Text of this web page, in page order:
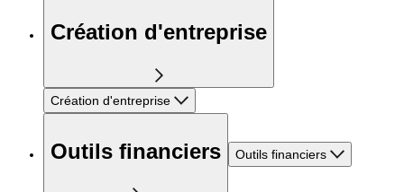
Création d'entreprise
Création d'entreprise
Outils financiers Outils financiers